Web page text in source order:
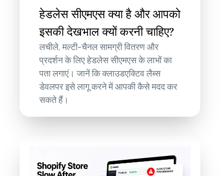
हेडलेस सीएमएस क्या है और आपको
इसकी देखभाल क्यों करनी चाहिए?
लचीले, मल्टी-चैनल सामग्री वितरण और
प्रदर्शन के लिए हेडलेस सीएमएस के लाभों का
पता लगाएं। जानें कि क्लाउडएक्टिव लैब्स
डेवलपर इसे लागू करने में आपकी कैसे मदद कर
सकते हैं।